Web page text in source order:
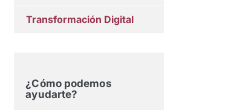
Transformación Digital
¿Cómo podemos
ayudarte?